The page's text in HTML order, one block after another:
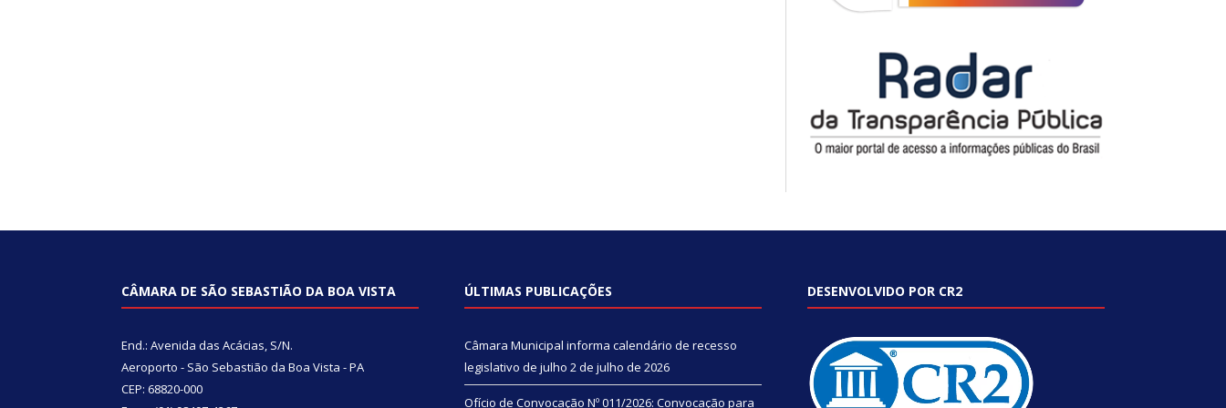
CÂMARA DE SÃO SEBASTIÃO DA BOA VISTA
End.: Avenida das Acácias, S/N.
Aeroporto - São Sebastião da Boa Vista - PA
CEP: 68820-000
ÚLTIMAS PUBLICAÇÕES
Câmara Municipal informa calendário de recesso
legislativo de julho 2 de julho de 2026
Ofício de Convocação Nº 011/2026: Convocação para
DESENVOLVIDO POR CR2